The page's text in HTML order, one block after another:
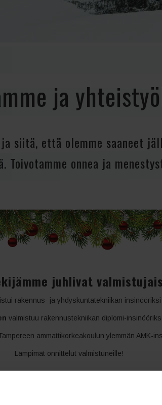
ja
siitä, että olemme saaneet
onnea ja
juhlivat
rakennus- ja yhdyskuntatekniikan
valmistuu rakennustekniikan diplomi-
ammattikorkeakoulun ylemmän AMK-
Lämpimät onnittelut valmistuneille!